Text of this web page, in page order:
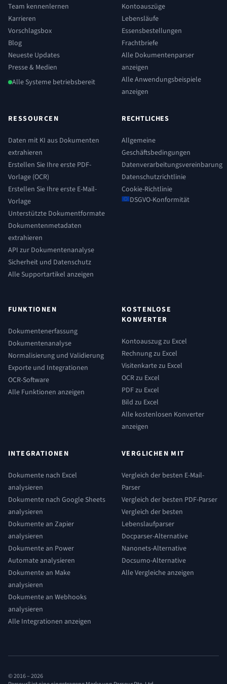
Team kennenlernen
Karrieren
Vorschlagsbox
Blog
Neueste Updates
Presse & Medien
Alle Systeme betriebsbereit
Kontoauszüge
Lebensläufe
Essensbestellungen
Frachtbriefe
Alle Dokumentenparser
anzeigen
Alle Anwendungsbeispiele
anzeigen
RESSOURCEN
Daten mit KI aus Dokumenten
extrahieren
Erstellen Sie Ihre erste PDF-
Vorlage (OCR)
Erstellen Sie Ihre erste E-Mail-
Vorlage
Unterstützte Dokumentformate
Dokumentenmetadaten
extrahieren
API zur Dokumentenanalyse
Sicherheit und Datenschutz
Alle Supportartikel anzeigen
RECHTLICHES
Allgemeine
Geschäftsbedingungen
Datenverarbeitungsvereinbarung
Datenschutzrichtlinie
Cookie-Richtlinie
DSGVO-Konformität
FUNKTIONEN
Dokumentenerfassung
Dokumentenanalyse
Normalisierung und Validierung
Exporte und Integrationen
OCR-Software
Alle Funktionen anzeigen
KOSTENLOSE
KONVERTER
Kontoauszug zu Excel
Rechnung zu Excel
Visitenkarte zu Excel
OCR zu Excel
PDF zu Excel
Bild zu Excel
Alle kostenlosen Konverter
anzeigen
INTEGRATIONEN
Dokumente nach Excel
analysieren
Dokumente nach Google Sheets
analysieren
Dokumente an Zapier
analysieren
Dokumente an Power
Automate analysieren
Dokumente an Make
analysieren
Dokumente an Webhooks
analysieren
Alle Integrationen anzeigen
VERGLICHEN MIT
Vergleich der besten E-Mail-
Parser
Vergleich der besten PDF-Parser
Vergleich der besten
Lebenslaufparser
Docparser-Alternative
Nanonets-Alternative
Docsumo-Alternative
Alle Vergleiche anzeigen
© 2016 –2026